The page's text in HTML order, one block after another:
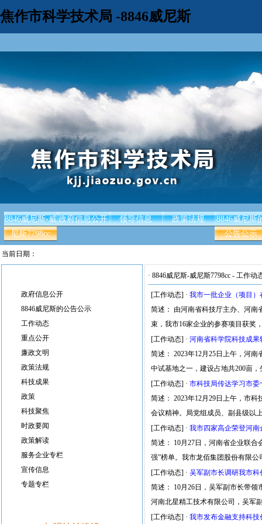
焦作市科学技术局 -8846威尼斯
8846威尼斯-威
尼斯7798cc
政府信息公开 领导信息 政策法规
8846威尼斯
公告公示
当前日期：
政府信息公开
8846威尼斯的公告公示
工作动态
重点公开
廉政文明
政策法规
科技成果
政策
科技聚焦
时政要闻
政策解读
服务企业专栏
宣传信息
专题专栏
· 8846威尼斯-威尼斯7798cc - 工作动
[工作动态] · 我市一批企业（项目
简述： 由河南省科技厅主办、河南
束，我市16家企业的参赛项目获奖
[工作动态] · 河南省科学院科技成
简述： 2023年12月25日上午，河
中试基地之一，建设占地共200亩
[工作动态] · 市科技局传达学习市
简述： 2023年12月29日上午，市
会议精神。局党组成员、副县级以
[工作动态] · 我市四家高企荣登河南
简述： 10月27日，河南省企业联合
强”榜单。我市龙佰集团股份有限
[工作动态] · 吴军副市长调研我市科
简述： 10月26日，吴军副市长带
河南北星精工技术有限公司，吴军
[工作动态] · 我市发布金融支持科技